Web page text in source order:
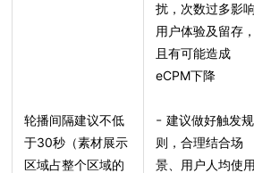
轮播间隔建议不低
于30秒（素材展示
区域占整个区域的
扰，次数过多影响
用户体验及留存，
且有可能造成
eCPM下降
- 建议做好触发规
则，合理结合场
景、用户人均使用